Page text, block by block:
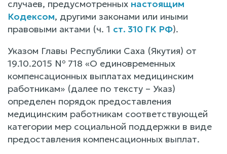
случаев, предусмотренных настоящим
Кодексом, другими законами или иными
правовыми актами (ч. 1 ст. 310 ГК РФ).
Указом Главы Республики Саха (Якутия) от
19.10.2015 № 718 «О единовременных
компенсационных выплатах медицинским
работникам» (далее по тексту – Указ)
определен порядок предоставления
медицинским работникам соответствующей
категории мер социальной поддержки в виде
предоставления компенсационных выплат.